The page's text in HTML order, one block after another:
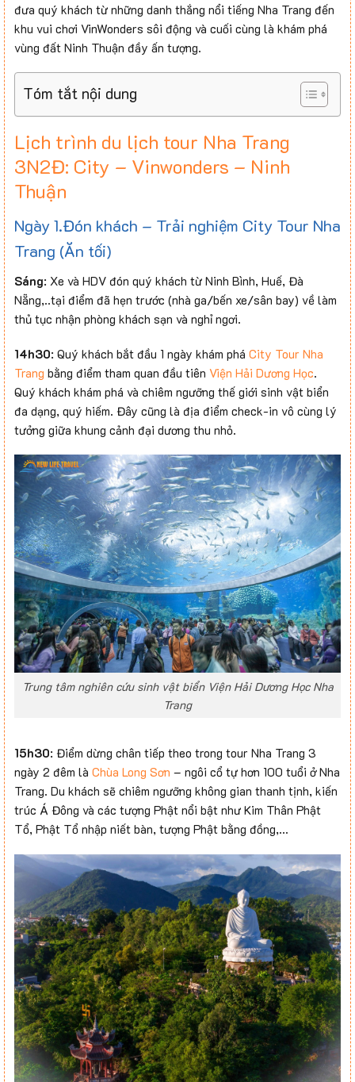
đưa quý khách từ những danh thắng nổi tiếng Nha Trang đến
khu vui chơi VinWonders sôi động và cuối cùng là khám phá
vùng đất Ninh Thuận đầy ấn tượng.
Tóm tắt nội dung
Lịch trình du lịch tour Nha Trang
3N2Đ: City – Vinwonders – Ninh
Thuận
Ngày 1.Đón khách – Trải nghiệm City Tour Nha
Trang (Ăn tối)
Sáng: Xe và HDV đón quý khách từ Ninh Bình, Huế, Đà
Nẵng,..tại điểm đã hẹn trước (nhà ga/bến xe/sân bay) về làm
thủ tục nhận phòng khách sạn và nghỉ ngơi.
14h30: Quý khách bắt đầu 1 ngày khám phá City Tour Nha
Trang bằng điểm tham quan đầu tiên Viện Hải Dương Học.
Quý khách khám phá và chiêm ngưỡng thế giới sinh vật biển
đa dạng, quý hiếm. Đây cũng là địa điểm check-in vô cùng lý
tưởng giữa khung cảnh đại dương thu nhỏ.
Trung tâm nghiên cứu sinh vật biển Viện Hải Dương Học Nha
Trang
15h30: Điểm dừng chân tiếp theo trong tour Nha Trang 3
ngày 2 đêm là Chùa Long Sơn – ngôi cổ tự hơn 100 tuổi ở Nha
Trang. Du khách sẽ chiêm ngưỡng không gian thanh tịnh, kiến
trúc Á Đông và các tượng Phật nổi bật như Kim Thân Phật
Tổ, Phật Tổ nhập niết bàn, tượng Phật bằng đồng,…